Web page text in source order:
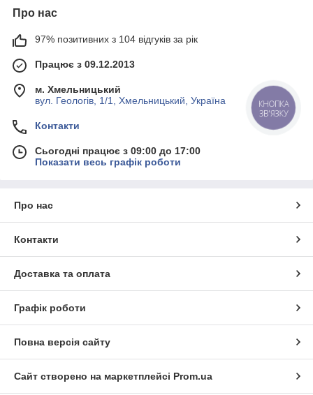
более эффективно, нежели может даже опытный
частотой нажима на педаль.
Минусы.
В окремих випадках може збільшити гальмівний
вібрація, яка може збити з толку недосвідченого водія.
Незважаючи на недоліки, система, яка не дозволяє колесам
Про нас
97% позитивних з 104 відгуків за рік
Працює з 09.12.2013
м. Хмельницький
вул. Геологів, 1/1, Хмельницький, Україна
Контакти
Сьогодні працює з 09:00 до 17:00
Показати весь графік роботи
Про нас
Контакти
Доставка та оплата
Графік роботи
Повна версія сайту
Сайт створено на маркетплейсі Prom.ua
КНОПКА
ЗВ'ЯЗКУ